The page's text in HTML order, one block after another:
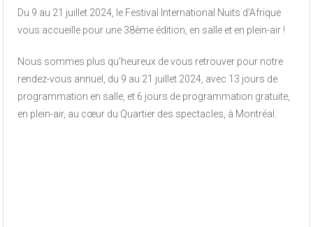
Du 9 au 21 juillet 2024, le Festival International Nuits d’Afrique
vous accueille pour une 38ème édition, en salle et en plein-air !
Nous sommes plus qu’heureux de vous retrouver pour notre
rendez-vous annuel, du 9 au 21 juillet 2024, avec 13 jours de
programmation en salle, et 6 jours de programmation gratuite,
en plein-air, au cœur du Quartier des spectacles, à Montréal.